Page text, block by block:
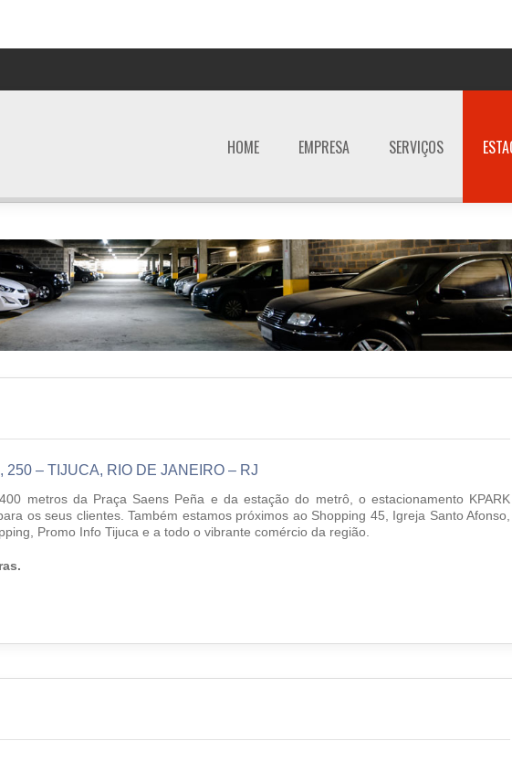
HOME EMPRESA SERVIÇOS
– TIJUCA, RIO DE JANEIRO – RJ
metros da Praça Saens Peña e da estação do metrô, o estacionamento KPARK
os seus clientes. Também estamos próximos ao Shopping 45, Igreja Santo Afonso,
Promo Info Tijuca e a todo o vibrante comércio da região.